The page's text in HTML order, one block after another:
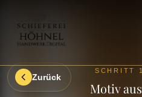
Zurück
SCHRITT
Motiv